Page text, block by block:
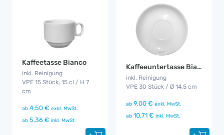
Kaffeetasse Bianco
inkl. Reinigung
VPE 15 Stück, 15 cl / H 7
cm
ab 4,50 € exkl. MwSt.
ab 5,36 € inkl. MwSt.
Kaffeeuntertasse Bianco
inkl. Reinigung
VPE 30 Stück / Ø 14,5 cm
ab 9,00 € exkl. MwSt.
ab 10,71 € inkl. MwSt.